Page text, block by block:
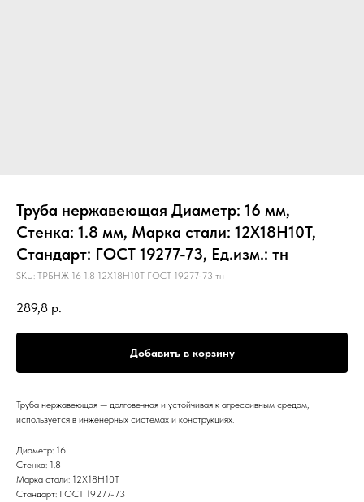
Труба нержавеющая Диаметр: 16 мм,
Стенка: 1.8 мм, Марка стали: 12Х18Н10Т,
Стандарт: ГОСТ 19277-73, Ед.изм.: тн
SKU: ТРБНЖ 16 1.8 12Х18Н10Т ГОСТ 19277-73 тн
289,8 р.
Добавить в корзину
Труба нержавеющая — долговечная и устойчивая к агрессивным средам,
используется в инженерных системах и конструкциях.
Диаметр: 16
Стенка: 1.8
Марка стали: 12Х18Н10Т
Стандарт: ГОСТ 19277-73